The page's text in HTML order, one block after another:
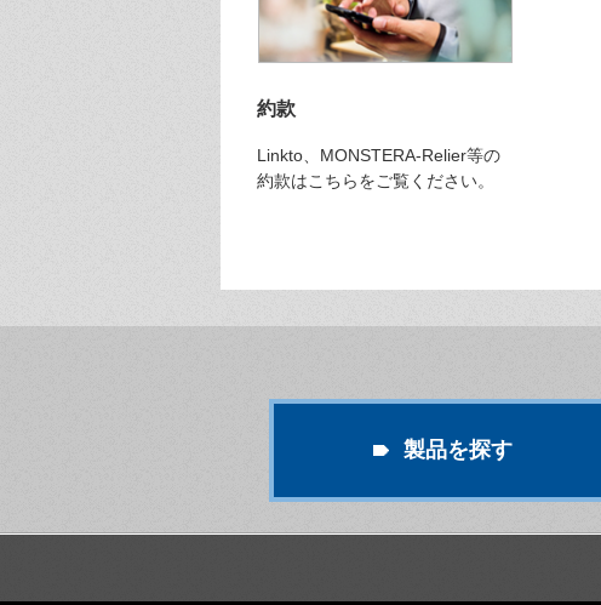
約款
Linkto、MONSTERA-Relier等の
約款はこちらをご覧ください。
製品を探す